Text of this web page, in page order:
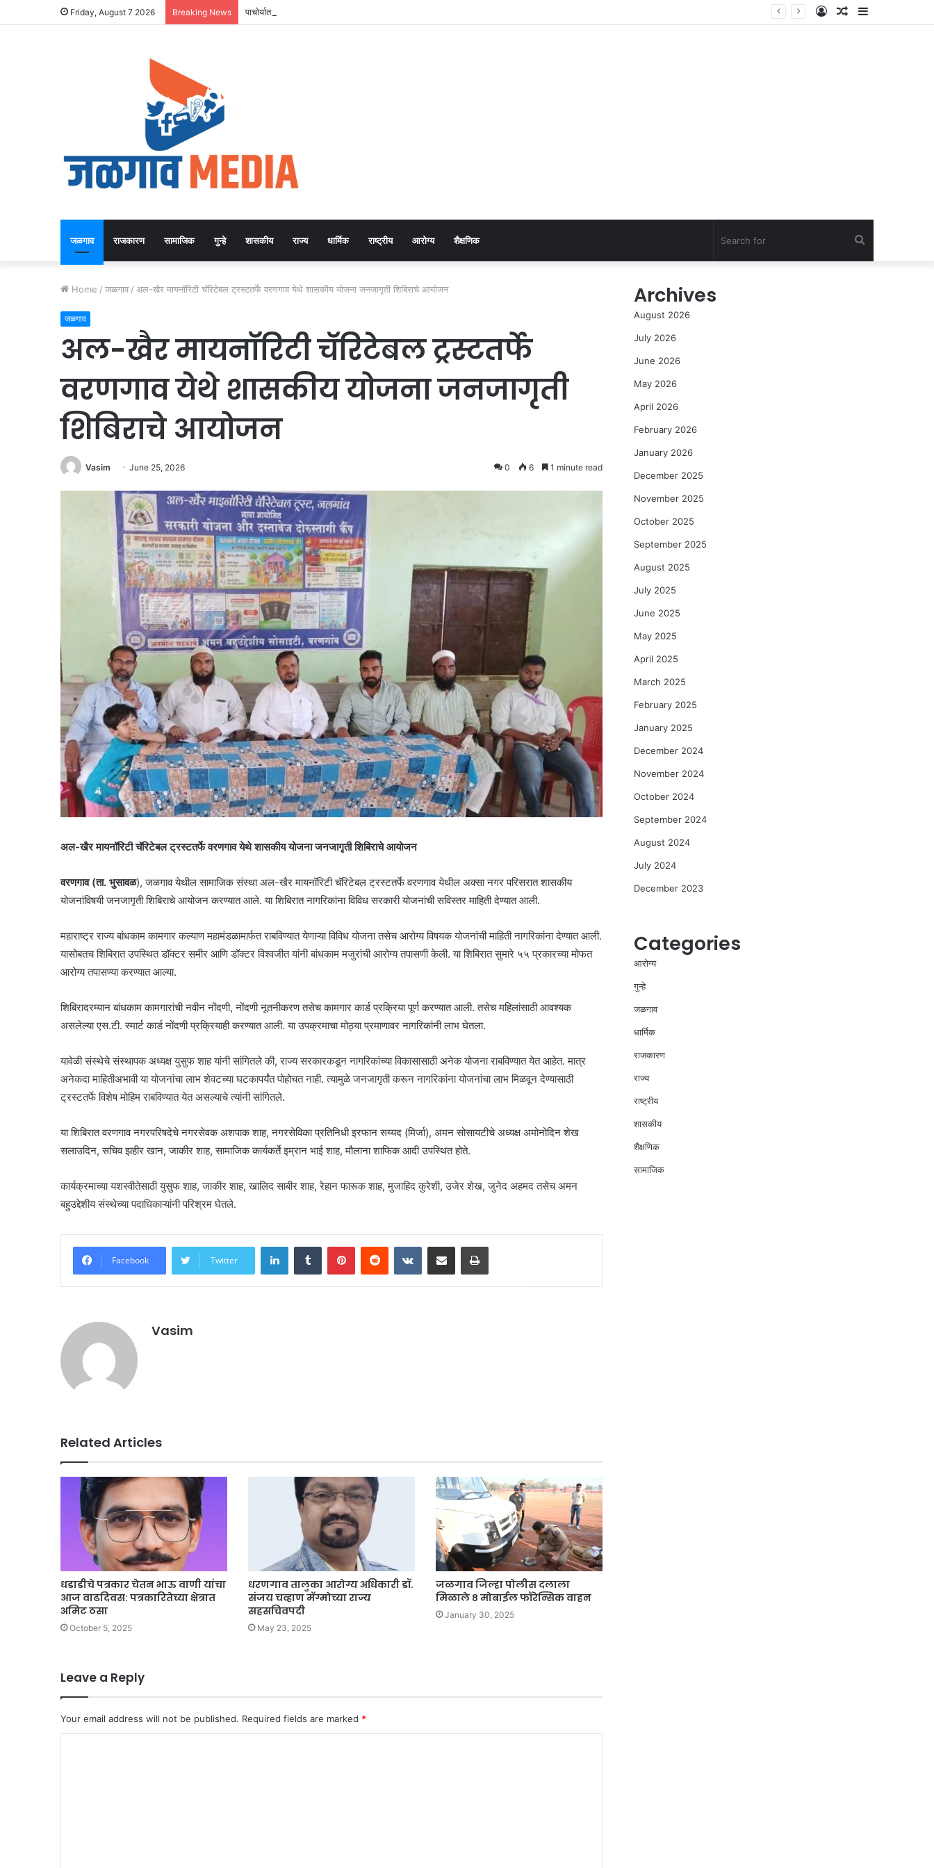
Friday, August 7 2026 Breaking News पाचोर्यात बालविवाह प्रकरण उघड; पतीसह सासू-सासरे व आई-वडिलांवर पोक्सोचा गुन्हा Sidebar
Random
Log
जळगाव राजकारण सामाजिक गुन्हे शासकीय राज्य धार्मिक राष्ट्रीय आरोग्य शैक्षणिक
Home / जळगाव / अल-खैर मायनॉरिटी चॅरिटेबल ट्रस्टतर्फे वरणगाव येथे शासकीय योजना जनजागृती शिबिराचे आयोजन
जळगाव
अल-खैर मायनॉरिटी चॅरिटेबल ट्रस्टतर्फे
वरणगाव येथे शासकीय योजना जनजागृती
शिबिराचे आयोजन
Vasim June 25, 2026 0 6 1 minute read
अल-खैर मायनॉरिटी चॅरिटेबल ट्रस्टतर्फे वरणगाव येथे शासकीय योजना जनजागृती शिबिराचे आयोजन
वरणगाव (ता. भुसावळ), जळगाव येथील सामाजिक संस्था अल-खैर मायनॉरिटी चॅरिटेबल ट्रस्टतर्फे वरणगाव येथील अक्सा नगर परिसरात शासकीय
योजनांविषयी जनजागृती शिबिराचे आयोजन करण्यात आले. या शिबिरात नागरिकांना विविध सरकारी योजनांची सविस्तर माहिती देण्यात आली.
महाराष्ट्र राज्य बांधकाम कामगार कल्याण महामंडळामार्फत राबविण्यात येणाऱ्या विविध योजना तसेच आरोग्य विषयक योजनांची माहिती नागरिकांना देण्यात आली.
यासोबतच शिबिरात उपस्थित डॉक्टर समीर आणि डॉक्टर विश्वजीत यांनी बांधकाम मजुरांची आरोग्य तपासणी केली. या शिबिरात सुमारे ५५ प्रकारच्या मोफत
आरोग्य तपासण्या करण्यात आल्या.
शिबिरादरम्यान बांधकाम कामगारांची नवीन नोंदणी, नोंदणी नूतनीकरण तसेच कामगार कार्ड प्रक्रिया पूर्ण करण्यात आली. तसेच महिलांसाठी आवश्यक
असलेल्या एस.टी. स्मार्ट कार्ड नोंदणी प्रक्रियाही करण्यात आली. या उपक्रमाचा मोठ्या प्रमाणावर नागरिकांनी लाभ घेतला.
यावेळी संस्थेचे संस्थापक अध्यक्ष युसुफ शाह यांनी सांगितले की, राज्य सरकारकडून नागरिकांच्या विकासासाठी अनेक योजना राबविण्यात येत आहेत. मात्र
अनेकदा माहितीअभावी या योजनांचा लाभ शेवटच्या घटकापर्यंत पोहोचत नाही. त्यामुळे जनजागृती करून नागरिकांना योजनांचा लाभ मिळवून देण्यासाठी
ट्रस्टतर्फे विशेष मोहिम राबविण्यात येत असल्याचे त्यांनी सांगितले.
या शिबिरात वरणगाव नगरपरिषदेचे नगरसेवक अशपाक शाह, नगरसेविका प्रतिनिधी इरफान सय्यद (मिर्जा), अमन सोसायटीचे अध्यक्ष अमोनोदिन शेख
सलाउदिन, सचिव झहीर खान, जाकीर शाह, सामाजिक कार्यकर्ते इम्रान भाई शाह, मौलाना शाफिक आदी उपस्थित होते.
कार्यक्रमाच्या यशस्वीतेसाठी युसुफ शाह, जाकीर शाह, खालिद साबीर शाह, रेहान फारूक शाह, मुजाहिद कुरेशी, उजेर शेख, जुनेद अहमद तसेच अमन
बहुउद्देशीय संस्थेच्या पदाधिकाऱ्यांनी परिश्रम घेतले.
Facebook Twitter
LinkedInTumblr PinterestReddit VKontakteShare via Email Print
Vasim
Related Articles
धडाडीचे पत्रकार चेतन भाऊ वाणी यांचा
आज वाढदिवस: पत्रकारितेच्या क्षेत्रात
अमिट ठसा
October 5, 2025
धरणगाव तालुका आरोग्य अधिकारी डॉ.
संजय चव्हाण मॅग्मोच्या राज्य
सहसचिवपदी
May 23, 2025
जळगाव जिल्हा पोलीस दलाला
मिळाले ८ मोबाईल फॉरेन्सिक वाहन
January 30, 2025
Leave a Reply
Your email address will not be published. Required fields are marked *
Archives
August 2026
July 2026
June 2026
May 2026
April 2026
February 2026
January 2026
December 2025
November 2025
October 2025
September 2025
August 2025
July 2025
June 2025
May 2025
April 2025
March 2025
February 2025
January 2025
December 2024
November 2024
October 2024
September 2024
August 2024
July 2024
December 2023
Categories
आरोग्य
गुन्हे
जळगाव
धार्मिक
राजकारण
राज्य
राष्ट्रीय
शासकीय
शैक्षणिक
सामाजिक